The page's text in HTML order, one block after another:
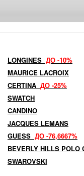
LONGINES ДО -10%
MAURICE LACROIX
CERTINA ДО -25%
SWATCH
CANDINO
JACQUES LEMANS
GUESS ДО -76,6667%
BEVERLY HILLS POLO
SWAROVSKI